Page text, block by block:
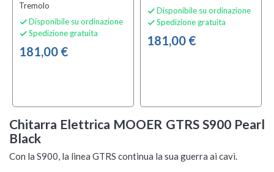
Tremolo
 Disponibile su ordinazione
 Spedizione gratuita
181,00 €
 Disponibile su ordinazione
 Spedizione gratuita
181,00 €
Chitarra Elettrica MOOER GTRS S900 Pearl
Black
Con la S900, la linea GTRS continua la sua guerra ai cavi.